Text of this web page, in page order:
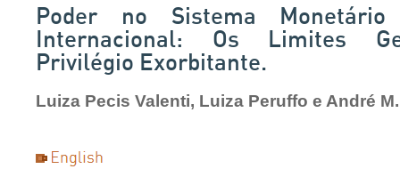
Poder no Sistema
Internacional: Os Limites
Privilégio Exorbitante.
Luiza Pecis Valenti, Luiza Peruffo e André